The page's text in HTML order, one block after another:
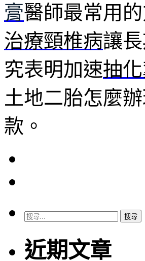
膏醫師最常用
治療頸椎病讓
究表明加速抽
土地二胎怎麼
款。
搜
關
鍵
近期文章